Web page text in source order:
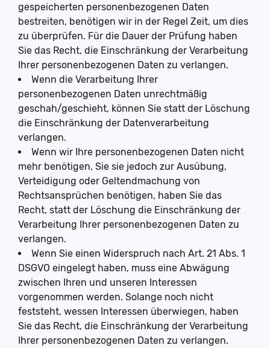
gespeicherten personenbezogenen Daten
bestreiten, benötigen wir in der Regel Zeit, um dies
zu überprüfen. Für die Dauer der Prüfung haben
Sie das Recht, die Einschränkung der Verarbeitung
Ihrer personenbezogenen Daten zu verlangen.
Wenn die Verarbeitung Ihrer
personenbezogenen Daten unrechtmäßig
geschah/geschieht, können Sie statt der Löschung
die Einschränkung der Datenverarbeitung
verlangen.
Wenn wir Ihre personenbezogenen Daten nicht
mehr benötigen, Sie sie jedoch zur Ausübung,
Verteidigung oder Geltendmachung von
Rechtsansprüchen benötigen, haben Sie das
Recht, statt der Löschung die Einschränkung der
Verarbeitung Ihrer personenbezogenen Daten zu
verlangen.
Wenn Sie einen Widerspruch nach Art. 21 Abs. 1
DSGVO eingelegt haben, muss eine Abwägung
zwischen Ihren und unseren Interessen
vorgenommen werden. Solange noch nicht
feststeht, wessen Interessen überwiegen, haben
Sie das Recht, die Einschränkung der Verarbeitung
Ihrer personenbezogenen Daten zu verlangen.